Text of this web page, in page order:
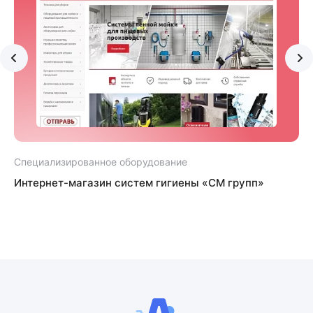
Специализированное оборудование
Интернет-магазин систем гигиены «СМ групп»